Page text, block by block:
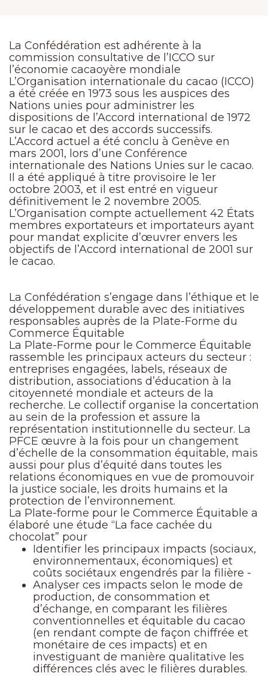
La Confédération est adhérente à la
commission consultative de l’ICCO sur
l’économie cacaoyère mondiale
L’Organisation internationale du cacao (ICCO)
a été créée en 1973 sous les auspices des
Nations unies pour administrer les
dispositions de l’Accord international de 1972
sur le cacao et des accords successifs.
L’Accord actuel a été conclu à Genève en
mars 2001, lors d’une Conférence
internationale des Nations Unies sur le cacao.
Il a été appliqué à titre provisoire le 1er
octobre 2003, et il est entré en vigueur
définitivement le 2 novembre 2005.
L’Organisation compte actuellement 42 États
membres exportateurs et importateurs ayant
pour mandat explicite d’œuvrer envers les
objectifs de l’Accord international de 2001 sur
le cacao.
La Confédération s’engage dans l’éthique et le
développement durable avec des initiatives
responsables auprès de la Plate-Forme du
Commerce Équitable
La Plate-Forme pour le Commerce Équitable
rassemble les principaux acteurs du secteur :
entreprises engagées, labels, réseaux de
distribution, associations d’éducation à la
citoyenneté mondiale et acteurs de la
recherche. Le collectif organise la concertation
au sein de la profession et assure la
représentation institutionnelle du secteur. La
PFCE œuvre à la fois pour un changement
d’échelle de la consommation équitable, mais
aussi pour plus d’équité dans toutes les
relations économiques en vue de promouvoir
la justice sociale, les droits humains et la
protection de l’environnement.
La Plate-forme pour le Commerce Équitable a
élaboré une étude “La face cachée du
chocolat” pour
Identifier les principaux impacts (sociaux,
environnementaux, économiques) et
coûts sociétaux engendrés par la filière -
Analyser ces impacts selon le mode de
production, de consommation et
d’échange, en comparant les filières
conventionnelles et équitable du cacao
(en rendant compte de façon chiffrée et
monétaire de ces impacts) et en
investiguant de manière qualitative les
différences clés avec le filières durables.